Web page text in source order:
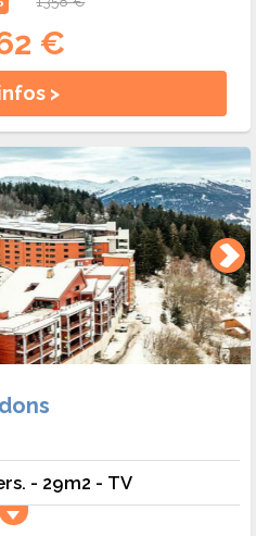
€
>
- 29m2 - TV